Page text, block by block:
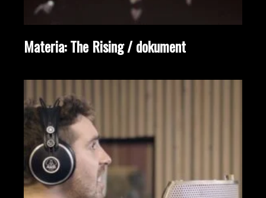
Materia: The Rising / dokument